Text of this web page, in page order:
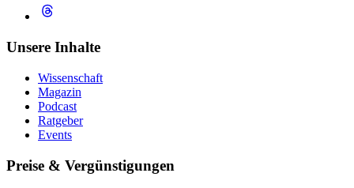
Unsere Inhalte
Wissenschaft
Magazin
Podcast
Ratgeber
Events
Preise & Vergünstigungen